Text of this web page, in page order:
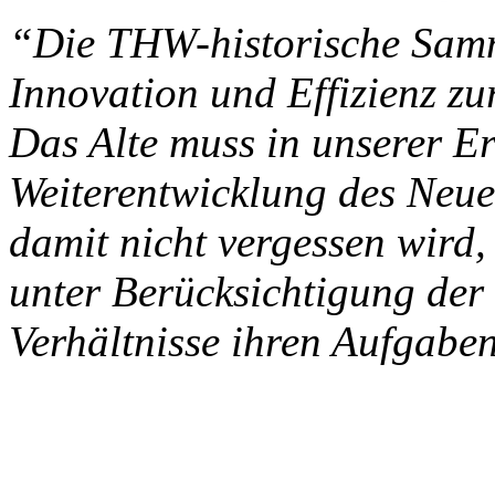
“Die THW-historische
Innovation und Effizienz
Das Alte muss in unserer
Weiterentwicklung des
damit nicht vergessen
unter Berücksichtigung
Verhältnisse ihren